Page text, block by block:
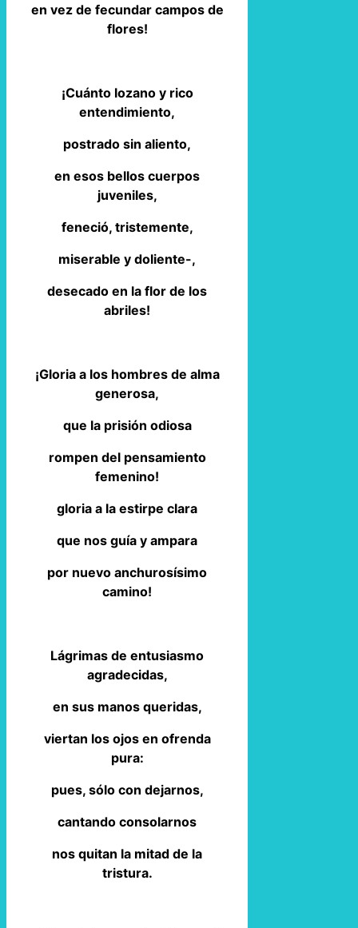
en vez de fecundar campos de
flores!
¡Cuánto lozano y rico
entendimiento,
postrado sin aliento,
en esos bellos cuerpos
juveniles,
feneció, tristemente,
miserable y doliente-,
desecado en la flor de los
abriles!
¡Gloria a los hombres de alma
generosa,
que la prisión odiosa
rompen del pensamiento
femenino!
gloria a la estirpe clara
que nos guía y ampara
por nuevo anchurosísimo
camino!
Lágrimas de entusiasmo
agradecidas,
en sus manos queridas,
viertan los ojos en ofrenda
pura:
pues, sólo con dejarnos,
cantando consolarnos
nos quitan la mitad de la
tristura.